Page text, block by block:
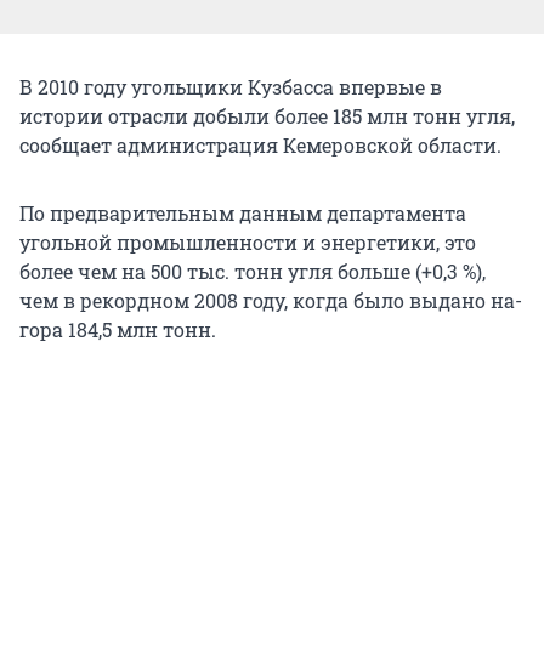
В 2010 году угольщики Кузбасса впервые в
истории отрасли добыли более 185 млн тонн угля,
сообщает администрация Кемеровской области.
По предварительным данным департамента
угольной промышленности и энергетики, это
более чем на 500 тыс. тонн угля больше (+0,3 %),
чем в рекордном 2008 году, когда было выдано на-
гора 184,5 млн тонн.